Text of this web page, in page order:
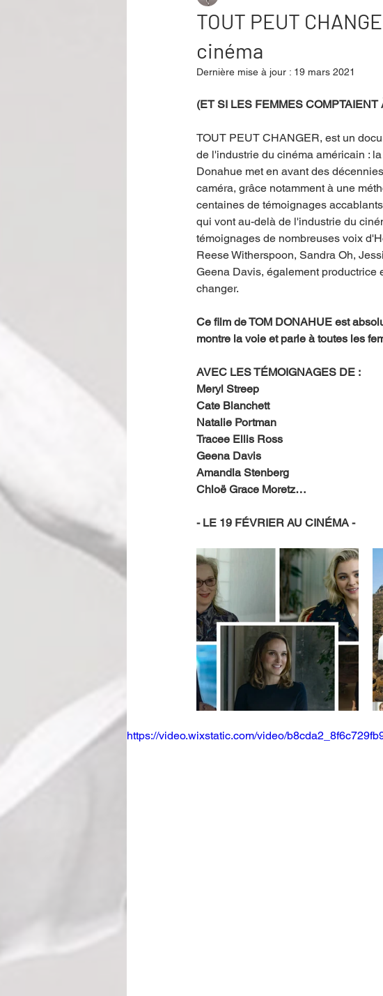
Performance Rire
Événement Validé par Romane. Spécial
Offre spéciale Annuaire Théâtre - Musée
TOUT PEUT
cinéma
Dernière mise à jour : 19 mars 2021
(ET SI LES FEMMES COMPTAIENT
TOUT PEUT CHANGER, est un
de l'industrie du cinéma américain :
Donahue met en avant des
caméra, grâce notamment à une
centaines de témoignages
qui vont au-delà de l'industrie du
témoignages de nombreuses voix
Reese Witherspoon, Sandra Oh,
Geena Davis, également productrice
changer.
Ce film de TOM DONAHUE est
montre la voie et parle à toutes les
AVEC LES TÉMOIGNAGES DE :
Meryl Streep
Cate Blanchett
Natalie Portman
Tracee Ellis Ross
Geena Davis
Amandla Stenberg
Chloë Grace Moretz…
- LE 19 FÉVRIER AU CINÉMA -
https://video.wixstatic.com/video/